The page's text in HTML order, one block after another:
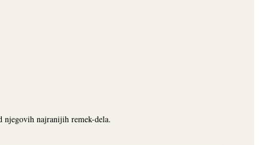
najranijih remek-dela.